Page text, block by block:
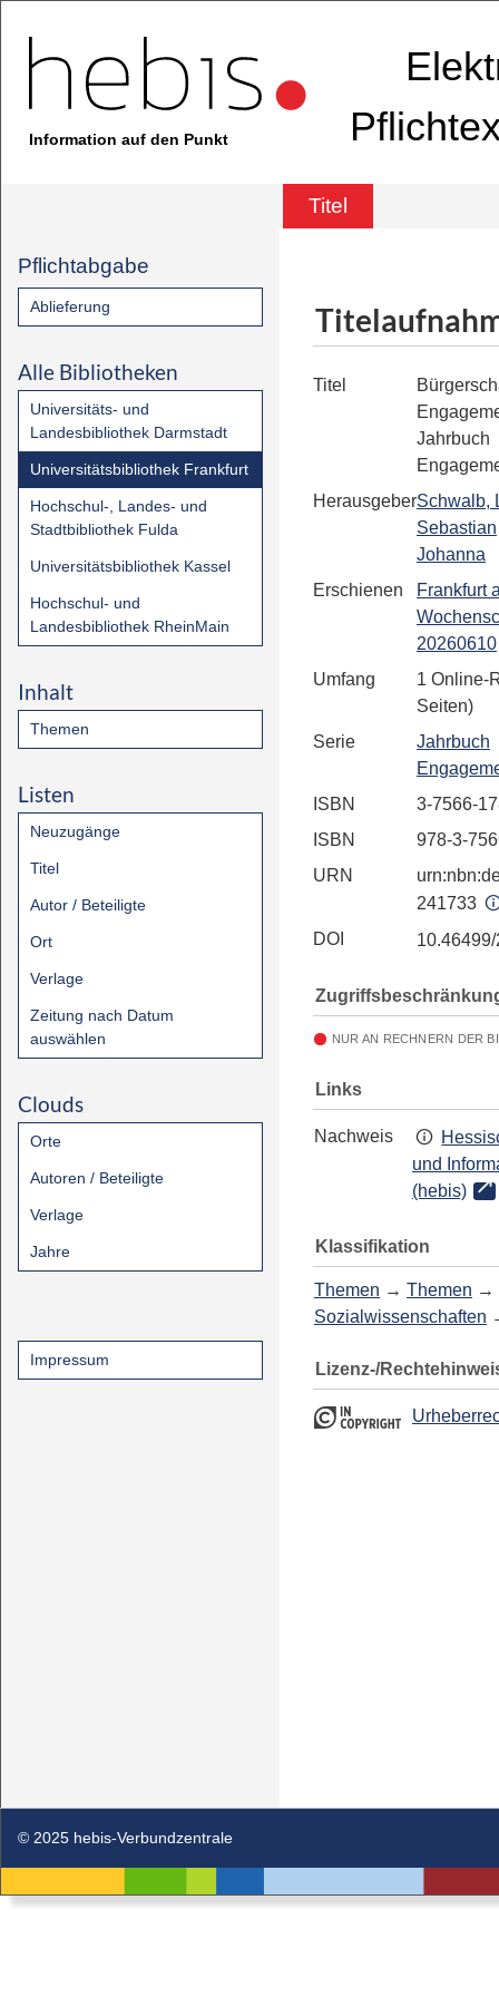
Information auf den Punkt
Titel
Pflichtabgabe
Ablieferung
Alle Bibliotheken
Universitäts- und
Landesbibliothek Darmstadt
Universitätsbibliothek Frankfurt
Hochschul-, Landes- und
Stadtbibliothek Fulda
Universitätsbibliothek Kassel
Hochschul- und
Landesbibliothek RheinMain
Inhalt
Themen
Listen
Neuzugänge
Titel
Autor / Beteiligte
Ort
Verlage
Zeitung nach Datum
auswählen
Clouds
Orte
Autoren / Beteiligte
Verlage
Jahre
Impressum
Titel
Jahrbuch
HerausgeberSchwalb,
Sebastian
Johanna
Erschienen
Frankfurt
20260610
Umfang
1 Online-
Seiten)
Serie
Jahrbuch
ISBN
3-7566-
ISBN
978-3-
URN
241733
DOI
NUR AN RECHNERN DER
Links
Nachweis
und
(hebis)
Klassifikation
Themen → Themen →
Sozialwissenschaften
Lizenz-/
© 2025 hebis-Verbundzentrale